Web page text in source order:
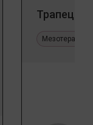
Трапеция
Мезотерапия